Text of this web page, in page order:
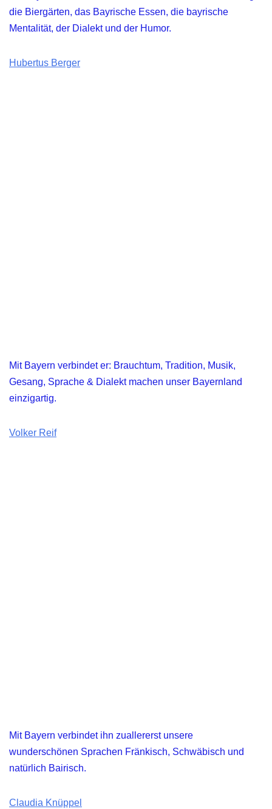
die Biergärten, das Bayrische Essen, die bayrische
Mentalität, der Dialekt und der Humor.
Hubertus Berger
Mit Bayern verbindet er: Brauchtum, Tradition, Musik,
Gesang, Sprache & Dialekt machen unser Bayernland
einzigartig.
Volker Reif
Mit Bayern verbindet ihn zuallererst unsere
wunderschönen Sprachen Fränkisch, Schwäbisch und
natürlich Bairisch.
Claudia Knüppel